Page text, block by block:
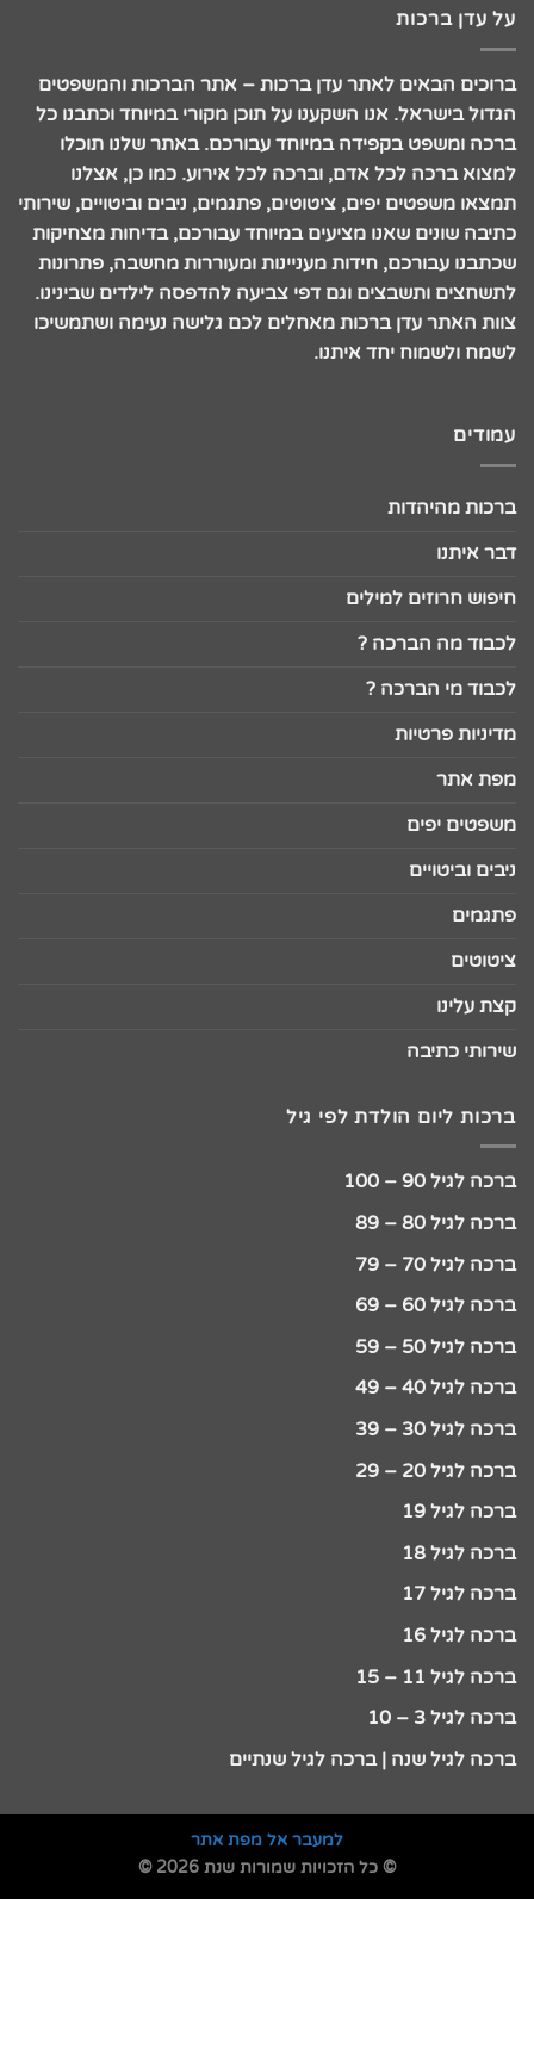
על עדן ברכות
ברוכים הבאים לאתר עדן ברכות – אתר הברכות והמשפטים
הגדול בישראל. אנו השקענו על תוכן מקורי במיוחד וכתבנו כל
ברכה ומשפט בקפידה במיוחד עבורכם. באתר שלנו תוכלו
למצוא ברכה לכל אדם, וברכה לכל אירוע. כמו כן, אצלנו
תמצאו משפטים יפים, ציטוטים, פתגמים, ניבים וביטויים, שירותי
כתיבה שונים שאנו מציעים במיוחד עבורכם, בדיחות מצחיקות
שכתבנו עבורכם, חידות מעניינות ומעוררות מחשבה, פתרונות
לתשחצים ותשבצים וגם דפי צביעה להדפסה לילדים שבינינו.
צוות האתר עדן ברכות מאחלים לכם גלישה נעימה ושתמשיכו
לשמח ולשמוח יחד איתנו.
עמודים
ברכות מהיהדות
דבר איתנו
חיפוש חרוזים למילים
לכבוד מה הברכה ?
לכבוד מי הברכה ?
מדיניות פרטיות
מפת אתר
משפטים יפים
ניבים וביטויים
פתגמים
ציטוטים
קצת עלינו
שירותי כתיבה
ברכות ליום הולדת לפי גיל
ברכה לגיל 90 – 100
ברכה לגיל 80 – 89
ברכה לגיל 70 – 79
ברכה לגיל 60 – 69
ברכה לגיל 50 – 59
ברכה לגיל 40 – 49
ברכה לגיל 30 – 39
ברכה לגיל 20 – 29
ברכה לגיל 19
ברכה לגיל 18
ברכה לגיל 17
ברכה לגיל 16
ברכה לגיל 11 – 15
ברכה לגיל 3 – 10
ברכה לגיל שנה | ברכה לגיל שנתיים
למעבר אל מפת אתר
© כל הזכויות שמורות שנת 2026 ©